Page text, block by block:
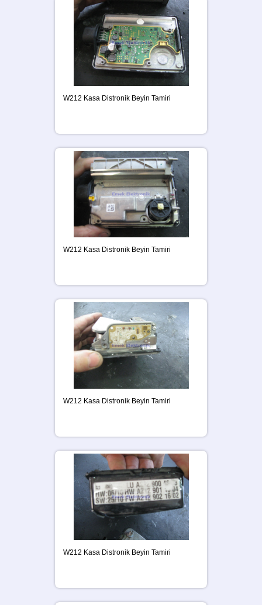
W212 Kasa Distronik Beyin Tamiri
W212 Kasa Distronik Beyin Tamiri
W212 Kasa Distronik Beyin Tamiri
W212 Kasa Distronik Beyin Tamiri